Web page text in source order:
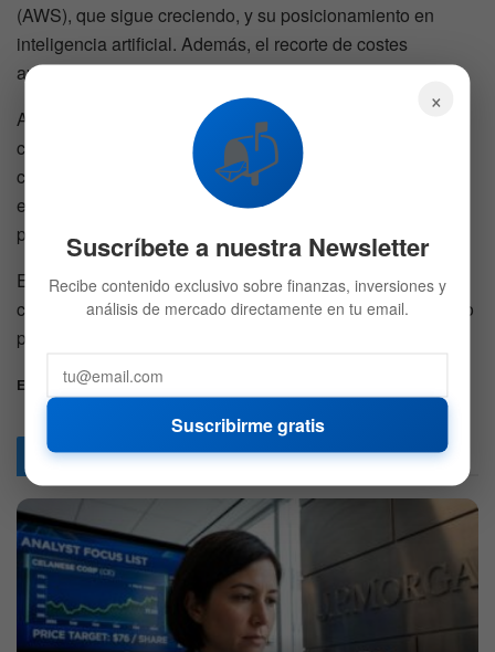
(AWS), que sigue creciendo, y su posicionamiento en
inteligencia artificial. Además, el recorte de costes
aplicado en los últimos trimestres mejoró márgenes.
Aun así, no está exenta de riesgos. El crecimiento del
comercio electrónico es más lento que antes y la
competencia en cloud se intensifica. Si el mercado
empieza a exigir resultados más concretos, la acción
podría perder tracción.
En estos momentos, la acción cotiza en los 250 USD,
cuando en dos oportunidades en el año se ha derrumbado
por debajo de los 200 USD.
Etiquetas: Acciones
ArticulosRelacionados
×
📬
Suscríbete a nuestra Newsletter
Recibe contenido exclusivo sobre finanzas, inversiones y
análisis de mercado directamente en tu email.
Suscribirme gratis